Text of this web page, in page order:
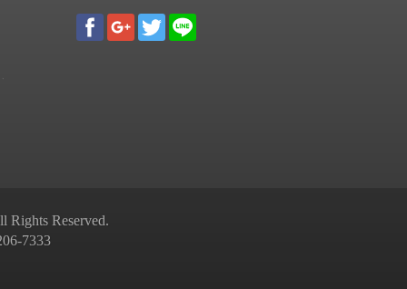
Reserved.
7333